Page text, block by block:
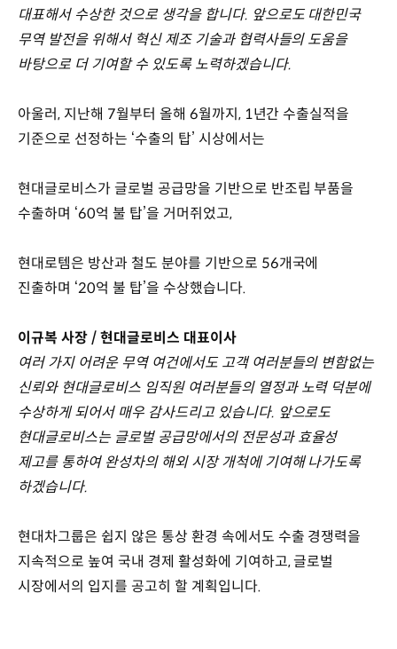
대표해서 수상한 것으로 생각을 합니다. 앞으로도 대한민국
무역 발전을 위해서 혁신 제조 기술과 협력사들의 도움을
바탕으로 더 기여할 수 있도록 노력하겠습니다.
아울러, 지난해 7월부터 올해 6월까지, 1년간 수출실적을
기준으로 선정하는 ‘수출의 탑’ 시상에서는
현대글로비스가 글로벌 공급망을 기반으로 반조립 부품을
수출하며 ‘60억 불 탑’을 거머쥐었고,
현대로템은 방산과 철도 분야를 기반으로 56개국에
진출하며 ‘20억 불 탑’을 수상했습니다.
이규복 사장 / 현대글로비스 대표이사
여러 가지 어려운 무역 여건에서도 고객 여러분들의 변함없는
신뢰와 현대글로비스 임직원 여러분들의 열정과 노력 덕분에
수상하게 되어서 매우 감사드리고 있습니다. 앞으로도
현대글로비스는 글로벌 공급망에서의 전문성과 효율성
제고를 통하여 완성차의 해외 시장 개척에 기여해 나가도록
하겠습니다.
현대차그룹은 쉽지 않은 통상 환경 속에서도 수출 경쟁력을
지속적으로 높여 국내 경제 활성화에 기여하고, 글로벌
시장에서의 입지를 공고히 할 계획입니다.